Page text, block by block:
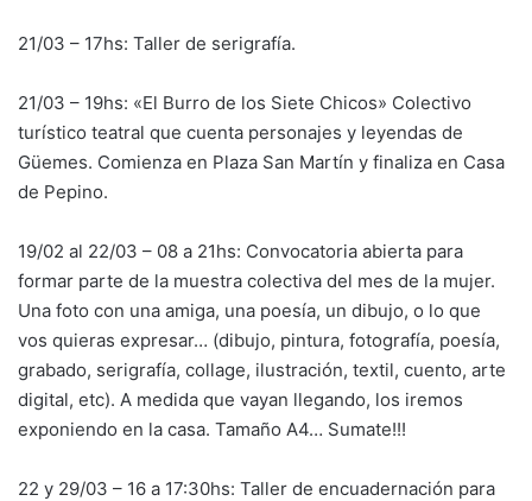
21/03 – 17hs: Taller de serigrafía.
21/03 – 19hs: «El Burro de los Siete Chicos» Colectivo
turístico teatral que cuenta personajes y leyendas de
Güemes. Comienza en Plaza San Martín y finaliza en Casa
de Pepino.
19/02 al 22/03 – 08 a 21hs: Convocatoria abierta para
formar parte de la muestra colectiva del mes de la mujer.
Una foto con una amiga, una poesía, un dibujo, o lo que
vos quieras expresar… (dibujo, pintura, fotografía, poesía,
grabado, serigrafía, collage, ilustración, textil, cuento, arte
digital, etc). A medida que vayan llegando, los iremos
exponiendo en la casa. Tamaño A4… Sumate!!!
22 y 29/03 – 16 a 17:30hs: Taller de encuadernación para